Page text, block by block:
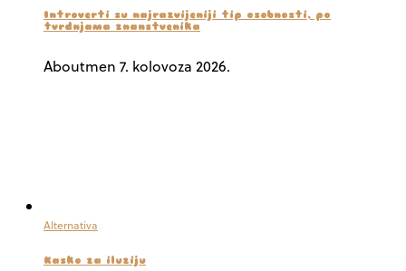
Introverti su najrazvijeniji tip osobnosti, po
tvrdnjama znanstvenika
Aboutmen 7. kolovoza 2026.
Alternativa
Kasko za iluziju